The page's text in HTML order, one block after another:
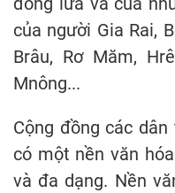
của người Gia Rai,
Brâu, Rơ Măm,
Mnông...
Cộng đồng các
có một nền văn
và đa dạng. Nền